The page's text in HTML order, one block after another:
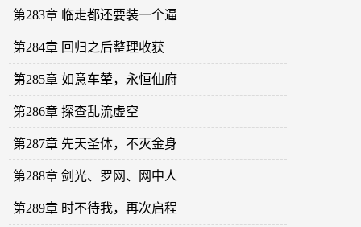
第283章 临走都还要装一个逼
第284章 回归之后整理收获
第285章 如意车辇，永恒仙府
第286章 探查乱流虚空
第287章 先天圣体，不灭金身
第288章 剑光、罗网、网中人
第289章 时不待我，再次启程